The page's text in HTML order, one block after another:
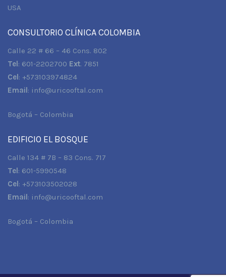
USA
CONSULTORIO CLÍNICA COLOMBIA
Calle 22 # 66 – 46 Cons. 802
Tel: 601-2202700 Ext. 7851
Cel: +573103974824
Email: info@uricooftal.com
Bogotá – Colombia
EDIFICIO EL BOSQUE
Calle 134 # 7B – 83 Cons. 717
Tel: 601-5990548
Cel: +573103502028
Email: info@uricooftal.com
Bogotá – Colombia